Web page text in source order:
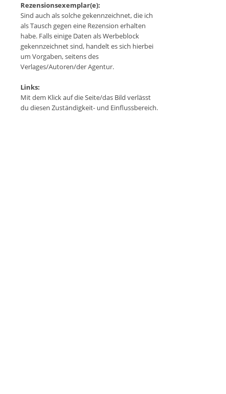
Rezensionsexemplar(e):
Sind auch als solche gekennzeichnet, die ich
als Tausch gegen eine Rezension erhalten
habe. Falls einige Daten als Werbeblock
gekennzeichnet sind, handelt es sich hierbei
um Vorgaben, seitens des
Verlages/Autoren/der Agentur.
Links:
Mit dem Klick auf die Seite/das Bild verlässt
du diesen Zuständigkeit- und Einflussbereich.